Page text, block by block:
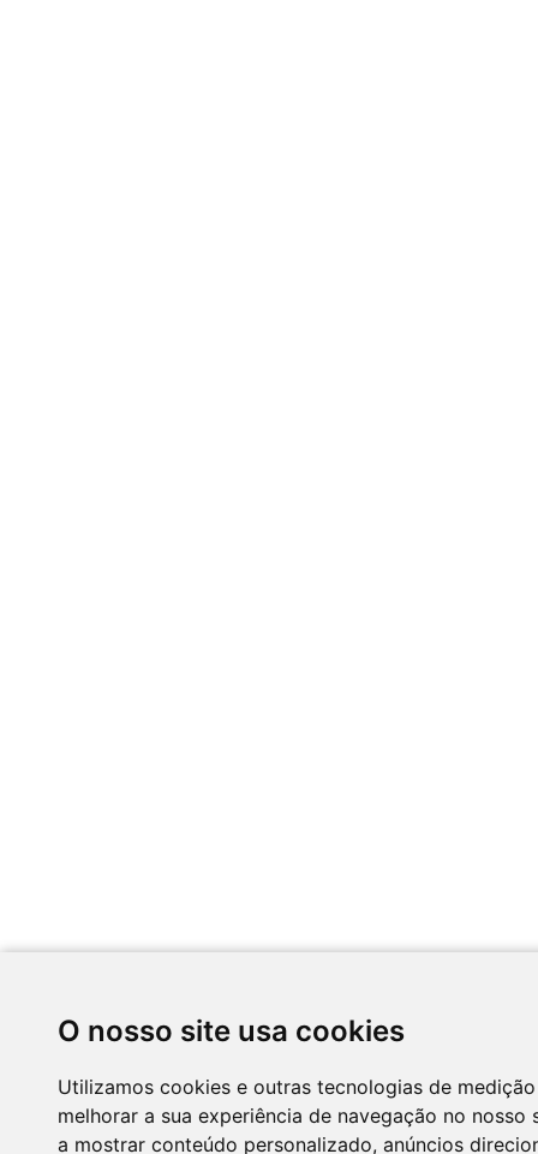
O nosso site usa cookies
Utilizamos cookies e outras tecnologias de
melhorar a sua experiência de navegação no nosso
a mostrar conteúdo personalizado, anúncios